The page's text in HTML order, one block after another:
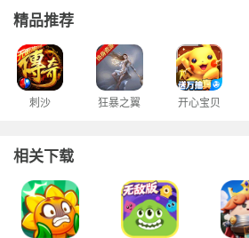
精品推荐
刺沙 狂暴之翼 开心宝贝
相关下载